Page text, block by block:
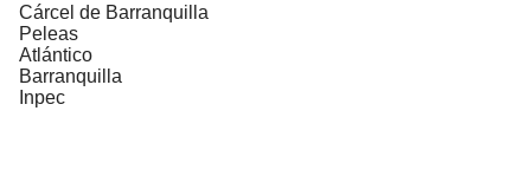
Cárcel de Barranquilla
Peleas
Atlántico
Barranquilla
Inpec